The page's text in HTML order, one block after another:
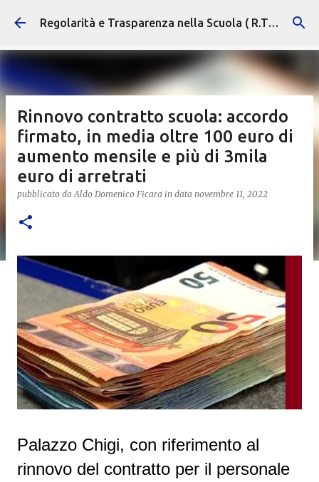
Passa ai contenuti principali Regolarità e Trasparenza nella Scuola ( R.T.S. )
Rinnovo contratto scuola: accordo
firmato, in media oltre 100 euro di
aumento mensile e più di 3mila
euro di arretrati
pubblicato daAldo Domenico Ficara in data novembre 11, 2022
Palazzo Chigi, con riferimento al
rinnovo del contratto per il personale